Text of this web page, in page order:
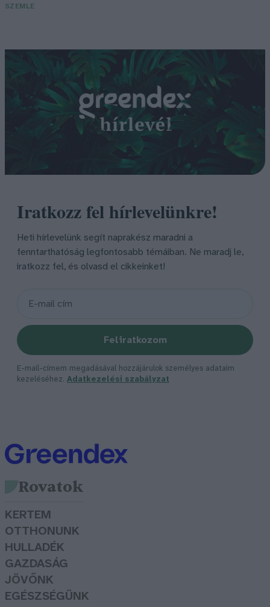
SZEMLE
Iratkozz fel hírlevelünkre!
Heti hírlevelünk segít naprakész maradni a
fenntarthatóság legfontosabb témáiban. Ne maradj le,
iratkozz fel, és olvasd el cikkeinket!
Feliratkozom
E-mail-címem megadásával hozzájárulok személyes adataim
kezeléséhez. Adatkezelési szabályzat
Rovatok
KERTEM
OTTHONUNK
HULLADÉK
GAZDASÁG
JÖVŐNK
EGÉSZSÉGÜNK